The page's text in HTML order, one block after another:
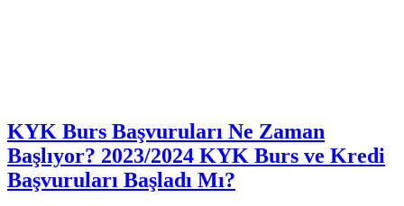
KYK Burs Başvuruları Ne Zaman
Başlıyor? 2023/2024 KYK Burs ve Kredi
Başvuruları Başladı Mı?